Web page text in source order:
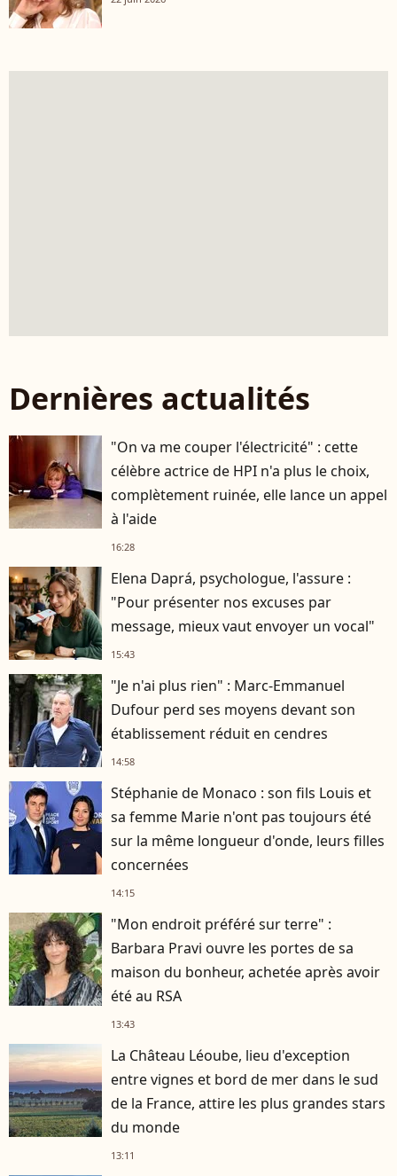
Dernières actualités
"On va me couper l'électricité" : cette
célèbre actrice de HPI n'a plus le choix,
complètement ruinée, elle lance un appel
à l'aide
16:28
Elena Daprá, psychologue, l'assure :
"Pour présenter nos excuses par
message, mieux vaut envoyer un vocal"
15:43
"Je n'ai plus rien" : Marc-Emmanuel
Dufour perd ses moyens devant son
établissement réduit en cendres
14:58
Stéphanie de Monaco : son fils Louis et
sa femme Marie n'ont pas toujours été
sur la même longueur d'onde, leurs filles
concernées
14:15
"Mon endroit préféré sur terre" :
Barbara Pravi ouvre les portes de sa
maison du bonheur, achetée après avoir
été au RSA
13:43
La Château Léoube, lieu d'exception
entre vignes et bord de mer dans le sud
de la France, attire les plus grandes stars
du monde
13:11